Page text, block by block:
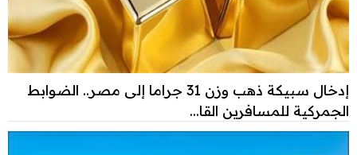
إدخال سبيكة ذهب وزن 31 جراما إلى مصر.. الضوابط
الجمركية للمسافرين القا...